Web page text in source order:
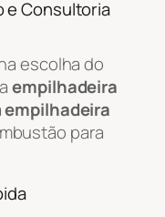
e Consultoria
escolha do
empilhadeira
empilhadeira
para